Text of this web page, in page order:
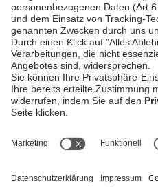
AGB / Gewinnspiele
Datenschutz
Impressum